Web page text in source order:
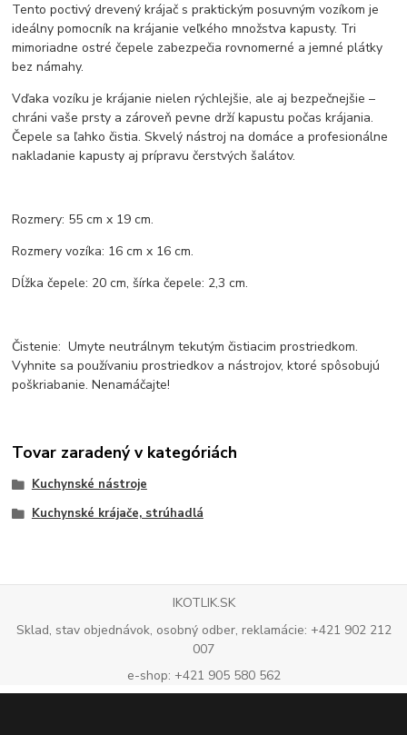
Tento poctivý drevený krájač s praktickým posuvným vozíkom je
ideálny pomocník na krájanie veľkého množstva kapusty. Tri
mimoriadne ostré čepele zabezpečia rovnomerné a jemné plátky
bez námahy.
Vďaka vozíku je krájanie nielen rýchlejšie, ale aj bezpečnejšie –
chráni vaše prsty a zároveň pevne drží kapustu počas krájania.
Čepele sa ľahko čistia. Skvelý nástroj na domáce a profesionálne
nakladanie kapusty aj prípravu čerstvých šalátov.
Rozmery: 55 cm x 19 cm.
Rozmery vozíka: 16 cm x 16 cm.
Dĺžka čepele: 20 cm, šírka čepele: 2,3 cm.
Čistenie: Umyte neutrálnym tekutým čistiacim prostriedkom.
Vyhnite sa používaniu prostriedkov a nástrojov, ktoré spôsobujú
poškriabanie. Nenamáčajte!
Tovar zaradený v kategóriách
Kuchynské nástroje
Kuchynské krájače, strúhadlá
IKOTLIK.SK
Sklad, stav objednávok, osobný odber, reklamácie: +421 902 212
007
e-shop: +421 905 580 562